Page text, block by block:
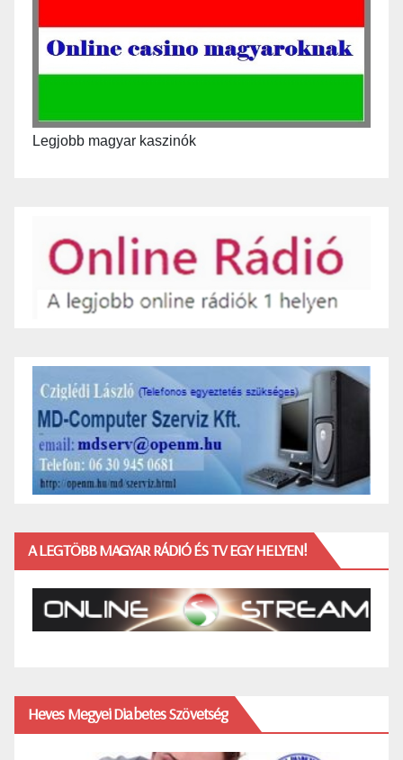
Legjobb magyar kaszinók
A LEGTÖBB MAGYAR RÁDIÓ ÉS TV EGY HELYEN!
Heves Megyei Diabetes Szövetség